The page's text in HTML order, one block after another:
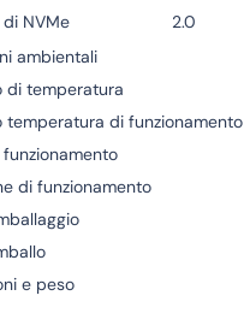
NVMe
2.0
ambientali
di temperatura
temperatura di funzionamento
di funzionamento
e peso